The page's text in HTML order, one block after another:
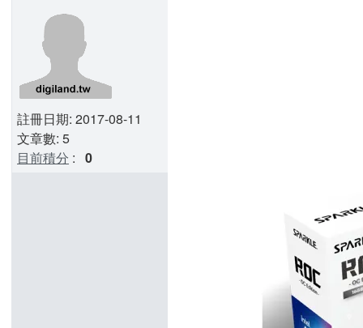
註冊日期: 2017-08-11
文章數: 5
目前積分 : 0